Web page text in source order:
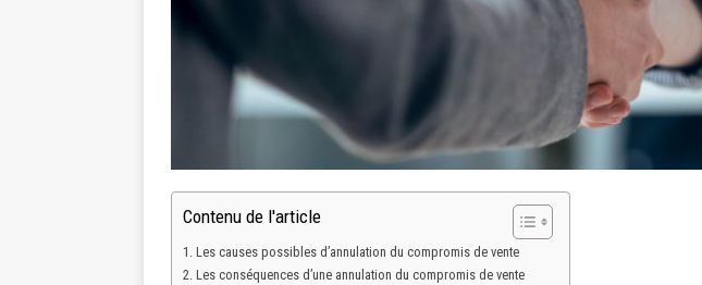
Contenu de l'article
Les causes possibles d’annulation du compromis de vente
Les conséquences d’une annulation du compromis de vente